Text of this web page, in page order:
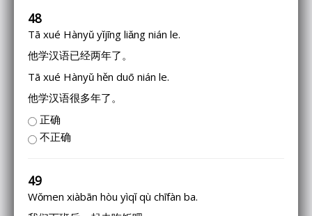
48
Tā xué Hànyǔ yǐjīng liǎng nián le.
他学汉语已经两年了。
Tā xué Hànyǔ hěn duō nián le.
他学汉语很多年了。
正确
不正确
49
Wǒmen xiàbān hòu yìqǐ qù chīfàn ba.